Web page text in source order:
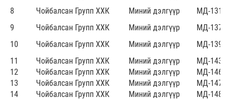
8
Чойбалсан Групп ХХК Миний дэлгүүр
МД-131
9
Чойбалсан Групп ХХК Миний дэлгүүр
МД-137
10
Чойбалсан Групп ХХК Миний дэлгүүр
МД-139
11
Чойбалсан Групп ХХК Миний дэлгүүр
МД-143
12
Чойбалсан Групп ХХК Миний дэлгүүр
МД-146
13
Чойбалсан Групп ХХК Миний дэлгүүр
МД-147
14
Чойбалсан Групп ХХК Миний дэлгүүр
МД-148